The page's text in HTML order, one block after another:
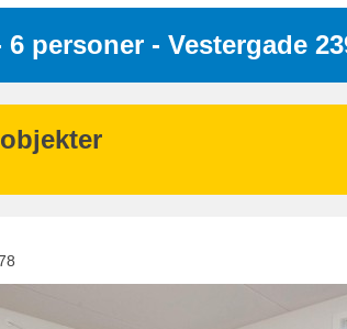
personer - Vestergade